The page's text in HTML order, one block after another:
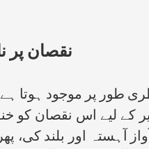
نقصان پر
طور پر موجود ہوتا
لیے اس نقصان کو
آہستہ اور بلند